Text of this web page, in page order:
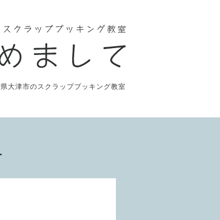
大津市のスクラップブッキング教室